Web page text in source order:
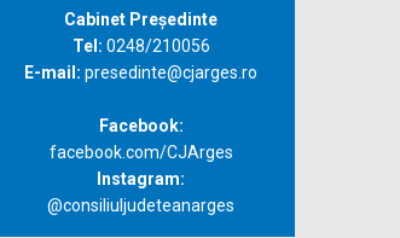
Cabinet Președinte
Tel: 0248/210056
E-mail: presedinte@cjarges.ro
Facebook:
facebook.com/CJArges
Instagram:
@consiliuljudeteanarges